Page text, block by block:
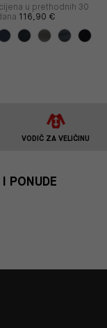
u prethodnih 30
116,90 €
VODIČ ZA VELIČINU
PONUDE